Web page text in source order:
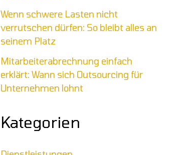
Wenn schwere Lasten nicht
verrutschen dürfen: So bleibt alles an
seinem Platz
Mitarbeiterabrechnung einfach
erklärt: Wann sich Outsourcing für
Unternehmen lohnt
Kategorien